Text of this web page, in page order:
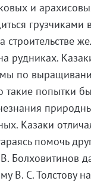
и
грузчиками
рудниках.
по
такие попытки
Казаки
помочь
Болховитинов
В. С. Толстову